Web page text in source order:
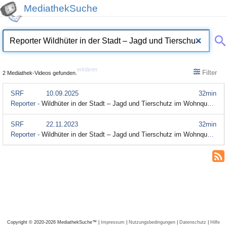
MediathekSuche
2 Mediathek-Videos gefunden.
erklären Filter
32min
SRF
10.09.2025
Reporter - Wildhüter in der Stadt – Jagd und Tierschutz im Wohnquartier – (Audiodeskription)
32min
SRF
22.11.2023
Reporter - Wildhüter in der Stadt – Jagd und Tierschutz im Wohnquartier (Audiodeskription)
Copyright © 2020-2026 MediathekSuche™ | Impressum | Nutzungsbedingungen | Datenschutz | Hilfe